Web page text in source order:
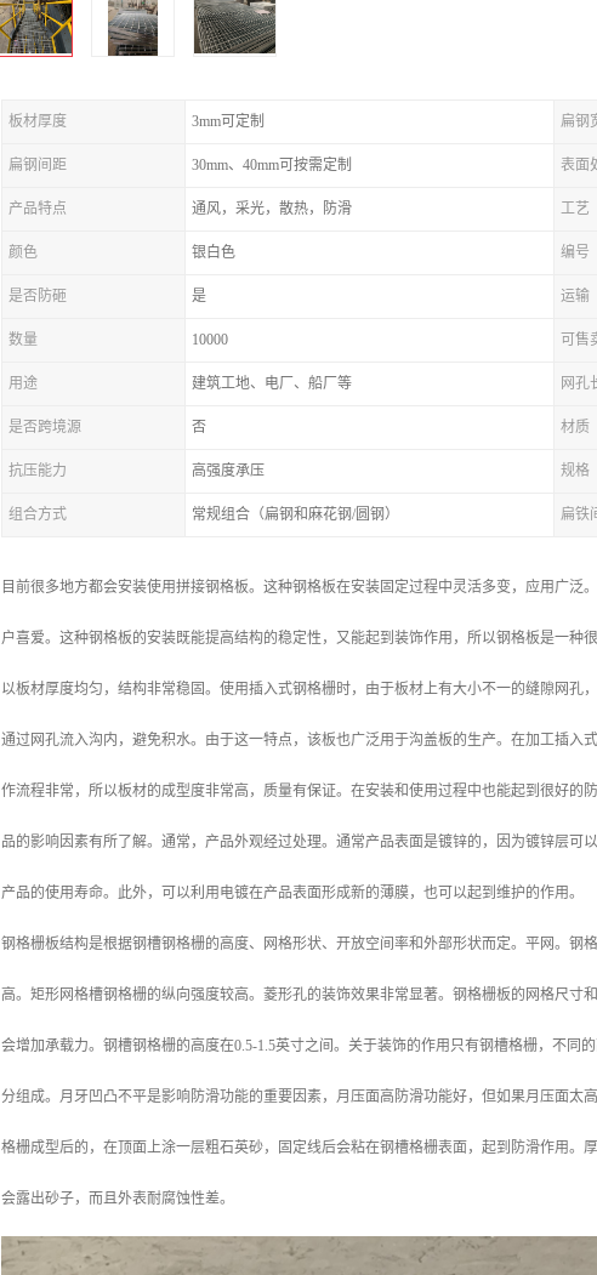
板材厚度 3mm可定制 扁钢
扁钢间距 30mm、40mm可按需定制 表面
产品特点 通风，采光，散热，防滑 工艺
颜色 银白色 编号
是否防砸 是 运输
数量 10000 可售
用途 建筑工地、电厂、船厂等 网孔
是否跨境源 否 材质
抗压能力 高强度承压 规格
组合方式 常规组合（扁钢和麻花钢/圆钢） 扁铁
目前很多地方都会安装使用拼接钢格板。这种钢格板在安装固定过程中灵活多变，应用广
户喜爱。这种钢格板的安装既能提高结构的稳定性，又能起到装饰作用，所以钢格板是一
以板材厚度均匀，结构非常稳固。使用插入式钢格栅时，由于板材上有大小不一的缝隙网
通过网孔流入沟内，避免积水。由于这一特点，该板也广泛用于沟盖板的生产。在加工插
作流程非常，所以板材的成型度非常高，质量有保证。在安装和使用过程中也能起到很好
品的影响因素有所了解。通常，产品外观经过处理。通常产品表面是镀锌的，因为镀锌层
产品的使用寿命。此外，可以利用电镀在产品表面形成新的薄膜，也可以起到维护的作用。
钢格栅板结构是根据钢槽钢格栅的高度、网格形状、开放空间率和外部形状而定。平网。
高。矩形网格槽钢格栅的纵向强度较高。菱形孔的装饰效果非常显著。钢格栅板的网格尺
会增加承载力。钢槽钢格栅的高度在0.5-1.5英寸之间。关于装饰的作用只有钢槽格栅，不
分组成。月牙凹凸不平是影响防滑功能的重要因素，月压面高防滑功能好，但如果月压面
格栅成型后的，在顶面上涂一层粗石英砂，固定线后会粘在钢槽格栅表面，起到防滑作用
会露出砂子，而且外表耐腐蚀性差。